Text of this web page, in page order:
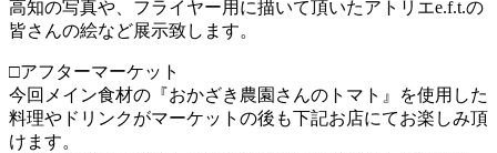
高知の写真や、フライヤー用に描いて頂いたアトリエe.f.t.の
皆さんの絵など展示致します。
□アフターマーケット
今回メイン食材の『おかざき農園さんのトマト』を使用した
料理やドリンクがマーケットの後も下記お店にてお楽しみ頂
けます。